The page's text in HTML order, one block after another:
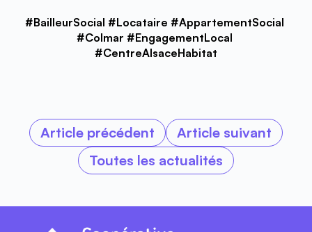
#BailleurSocial #Locataire #AppartementSocial
#Colmar #EngagementLocal
#CentreAlsaceHabitat
Article précédent
Article suivant
Toutes les actualités